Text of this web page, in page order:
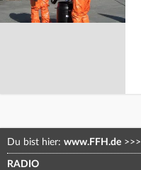
Du bist hier: www.FFH.de >>>
RADIO